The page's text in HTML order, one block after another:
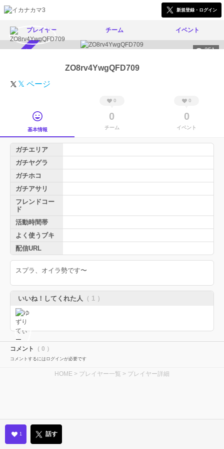
新規登録・ログイン
プレイヤー チーム イベント
251
ZO8rv4YwgQFD709
𝕏 ページ
基本情報
0
0
チーム
0
0
イベント
ガチエリア
ガチヤグラ
ガチホコ
ガチアサリ
フレンドコー
ド
活動時間帯
よく使うブキ
配信URL
スプラ、オイラ勢です〜
いいね！してくれた人 （ 1 ）
コメント （ 0 ）
コメントするにはログインが必要です
HOME > プレイヤー一覧 > プレイヤー詳細
1 話す